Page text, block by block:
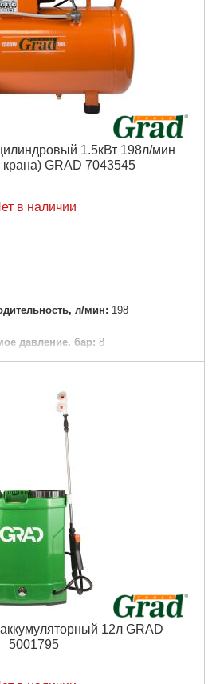
1.5кВт 198л/мин
GRAD 7043545
в наличии
л/мин: 198
давление, бар: 8
оборотов, об/мин:
Подробнее...
12л GRAD
5001795